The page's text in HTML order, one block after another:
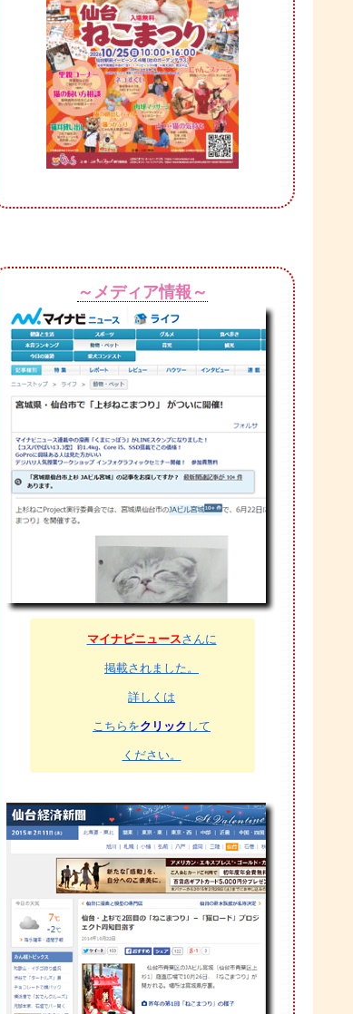
～メディア情報～
マイナビニュースさんに
掲載されました。
詳しくは
こちらをクリック して
ください。